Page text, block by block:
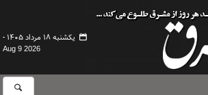
یکشنبه ۱۸ مرداد ۱۴۰۵ -
Aug 9 2026